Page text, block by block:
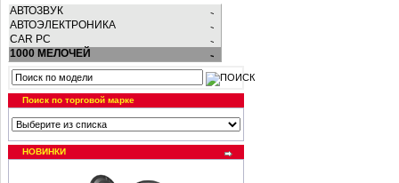
АВТОЗВУК
АВТОЭЛЕКТРОНИКА
CAR PC
1000 МЕЛОЧЕЙ
Поиск по торговой марке
НОВИНКИ